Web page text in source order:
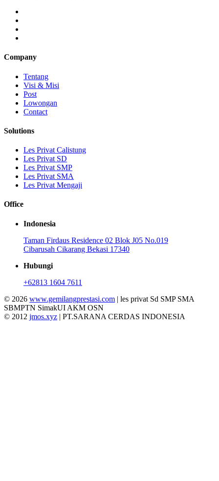
Company
Tentang
Visi & Misi
Post
Lowongan
Contact
Solutions
Les Privat Calistung
Les Privat SD
Les Privat SMP
Les Privat SMA
Les Privat Mengaji
Office
Indonesia
Taman Firdaus Residence 02 Blok J05 No.019
Cibarusah Cikarang Bekasi 17340
Hubungi
+62813 1604 7611
© 2026 www.gemilangprestasi.com | les privat Sd SMP SMA
SBMPTN SimakUI AKM OSN
© 2012 jmos.xyz | PT.SARANA CERDAS INDONESIA